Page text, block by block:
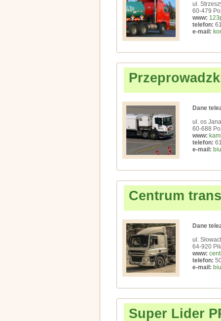
ul.
60-479
www:
telefon:
e-mail:
Dane
ul. os
60-688
www:
telefon:
e-mail:
Centrum
Dane
ul.
64-920
www:
telefon:
e-mail:
Super Lider